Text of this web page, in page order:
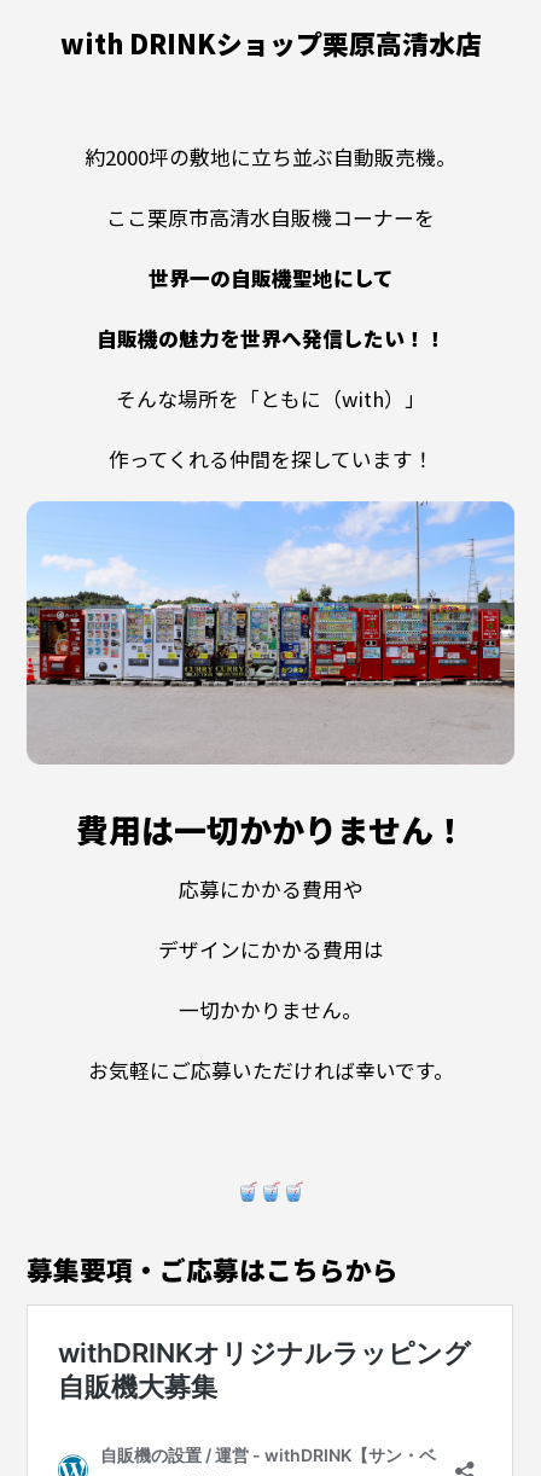
with DRINKショップ栗原高清水店
約2000坪の敷地に立ち並ぶ自動販売機。
ここ栗原市高清水自販機コーナーを
世界一の自販機聖地にして
自販機の魅力を世界へ発信したい！！
そんな場所を「ともに（with）」
作ってくれる仲間を探しています！
費用は一切かかりません！
応募にかかる費用や
デザインにかかる費用は
一切かかりません。
お気軽にご応募いただければ幸いです。
募集要項・ご応募はこちらから